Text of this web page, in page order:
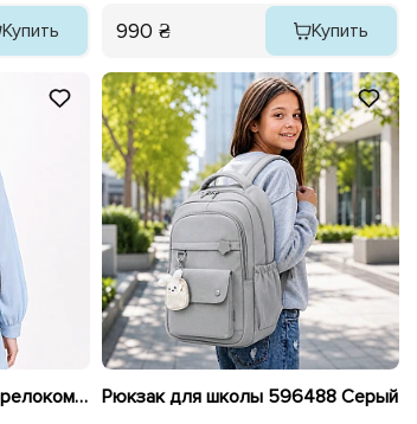
Купить 990 ₴ Купить
Рюкзак для девушки с брелоком 596510 Коричневый Рюкзак для школы 596488 Серый